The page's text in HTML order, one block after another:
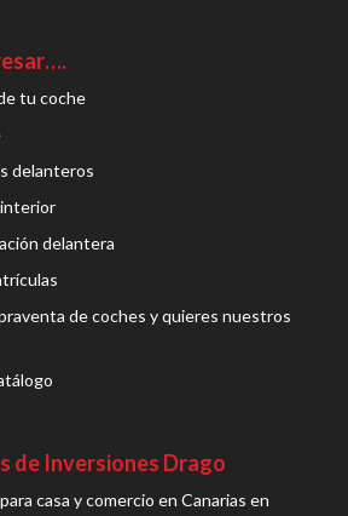
tu coche
delanteros
delantera
de coches y quieres nuestros
de Inversiones Drago
casa y comercio en Canarias en